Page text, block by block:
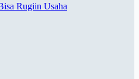
Rugiin Usaha